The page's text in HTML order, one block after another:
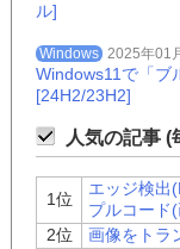
ル]
Windows 2025年01
Windows11で「ブ
[24H2/23H2]
人気の記事 (
1位
エッジ検出
プルコード
2位
画像をトラ